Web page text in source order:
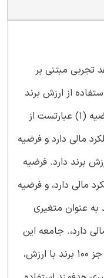
تجربی مبتنی بر
از ارزش برند
به عنوان متغیری مداخله گر است. فرضیه (1) عبارتست از
مالی دارد و فرضیه
برند دارد. فرضیه
مالی دارد، و فرضیه
به عنوان متغیری
دارد،. جامعه این
تحقیق، شرکتی است که در مجله swa جز 100 برند با ارزش،